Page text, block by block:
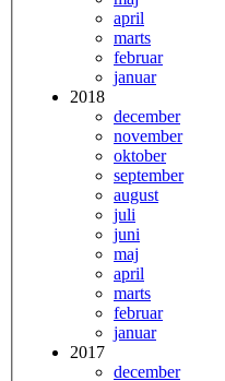
april
marts
februar
januar
2018
december
november
oktober
september
august
juli
juni
maj
april
marts
februar
januar
2017
december